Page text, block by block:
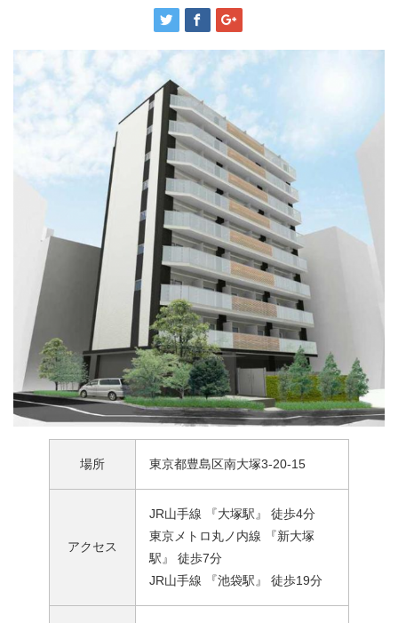
場所 東京都豊島区南大塚3-20-15
アクセス
JR山手線 『大塚駅』 徒歩4分
東京メトロ丸ノ内線 『新大塚
駅』 徒歩7分
JR山手線 『池袋駅』 徒歩19分